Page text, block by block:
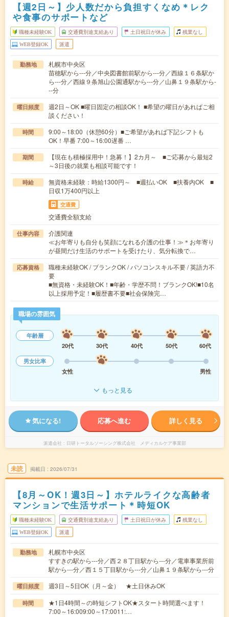
【週2日～】少人数だから負担すくなめ＊レク
や食事のサポートなど
職種未経験OK 交通費別途支給あり 土日祝日が休み 残業なし
WEB登録OK 派遣
勤務地
札幌市中央区
苗穂駅から---分／中央図書館前駅から---分／西線１６条駅か
ら---分／西線９条旭山公園通駅から---分／山鼻１９条駅から-
--分
曜日頻度
週2日～OK ■曜日固定の相談OK！ ■希望の曜日があればご相
談ください！
時間
9:00～18:00（休憩60分）■ご希望があれば下記シフトも
OK！早番 7:00～16:00遅番 …
期間
【現在も積極採用中！急募！】2カ月～ ■ご応募から最短2
～3日後の就業も相談可能です！
時給
無資格未経験：時給1300円～ ■週払いOK ■扶養内OK ■
日収1万400円以上
交通費
交通費全額支給
仕事内容
介護関連
≪お年寄りも自分も笑顔になれる介護の仕事！≫＊お年寄り
が昼間だけ生活のサポートを受けたり、気分転換で…
応募資格
職種未経験OK / ブランクOK / パソコンスキル不要 / 英語力不
要
■無資格・未経験OK！■年齢・学歴不問！ブランクOK!■10名
以上採用予定！■履歴書不要■社会保険完…
職場の雰囲気
年齢層
20代
30代 40代 50代
60代
男女比率
女性
男性
もっと見る
気になる! 応募へ進む 詳しく見る
派遣会社 日研トータルソーシング株式会社 メディカルケア事業部
未読 掲載日 2026/07/31
【8月～OK！週3日～】ホテルライクな高齢者
マンションで生活サポート＊時短OK
職種未経験OK 交通費別途支給あり 土日祝日が休み 残業なし
WEB登録OK 派遣
勤務地
札幌市中央区
すすきの駅から---分／西２８丁目駅から---分／電車事業所前
駅から---分／西１５丁目駅から---分／山鼻１９条駅から---分
曜日頻度 週3日～5日OK（月～金） ★土日休みOK
時間
★1日4時間～の時短シフトOK★スタート時間選べます！
7:00～16:009:00～17:0011:…